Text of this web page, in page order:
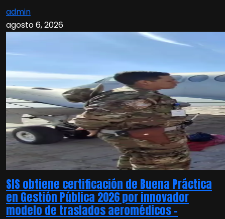
admin
agosto 6, 2026
SIS obtiene certificación de Buena Práctica
en Gestión Pública 2026 por innovador
modelo de traslados aeromédicos –